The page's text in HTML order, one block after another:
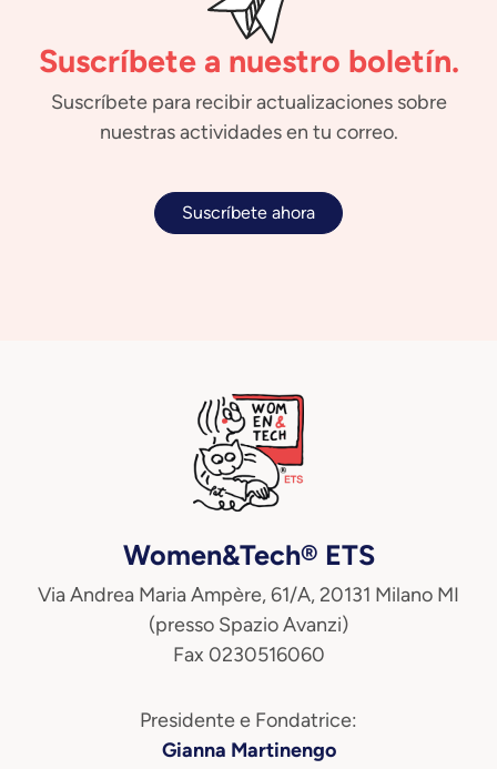
Suscríbete a nuestro boletín.
Suscríbete para recibir actualizaciones sobre
nuestras actividades en tu correo.
Suscríbete ahora
Women&Tech® ETS
Via Andrea Maria Ampère, 61/A, 20131 Milano MI
(presso Spazio Avanzi)
Fax 0230516060
Presidente e Fondatrice:
Gianna Martinengo